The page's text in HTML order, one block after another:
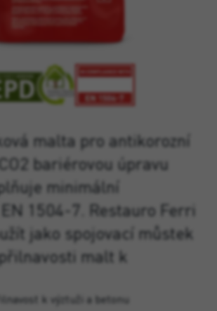
malta pro antikorozní
bariérovou úpravu
minimální
1504-7. Restauro Ferri
jako spojovací můstek
malt k
k výztuži a betonu